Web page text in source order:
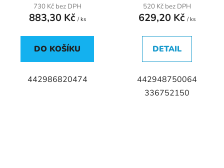
730 Kč bez DPH
883,30 Kč / ks
DO KOŠÍKU
442986820474
520 Kč bez DPH
629,20 Kč / ks
DETAIL
442948750064
336752150